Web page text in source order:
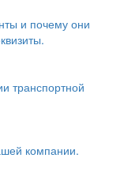
и почему они
транспортной
компании.